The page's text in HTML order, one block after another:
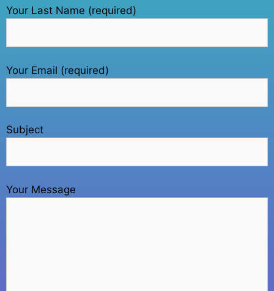
Your Last Name (required)
Your Email (required)
Subject
Your Message